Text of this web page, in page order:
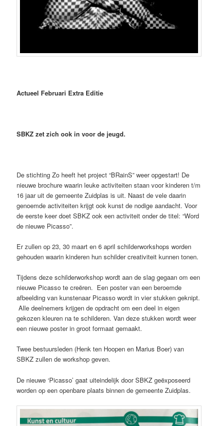
Actueel Februari Extra Editie
SBKZ zet zich ook in voor de jeugd.
De stichting Zo heeft het project “BRainS” weer opgestart! De
nieuwe brochure waarin leuke activiteiten staan voor kinderen t/m
16 jaar uit de gemeente Zuidplas is uit. Naast de vele daarin
genoemde activiteiten krijgt ook kunst de nodige aandacht. Voor
de eerste keer doet SBKZ ook een activiteit onder de titel: “Word
de nieuwe Picasso”.
Er zullen op 23, 30 maart en 6 april schilderworkshops worden
gehouden waarin kinderen hun schilder creativiteit kunnen tonen.
Tijdens deze schilderworkshop wordt aan de slag gegaan om een
nieuwe Picasso te creëren. Een poster van een beroemde
afbeelding van kunstenaar Picasso wordt in vier stukken geknipt.
Alle deelnemers krijgen de opdracht om een deel in eigen
gekozen kleuren na te schilderen. Van deze stukken wordt weer
een nieuwe poster in groot formaat gemaakt.
Twee bestuursleden (Henk ten Hoopen en Marius Boer) van
SBKZ zullen de workshop geven.
De nieuwe ‘Picasso’ gaat uiteindelijk door SBKZ geëxposeerd
worden op een openbare plaats binnen de gemeente Zuidplas.